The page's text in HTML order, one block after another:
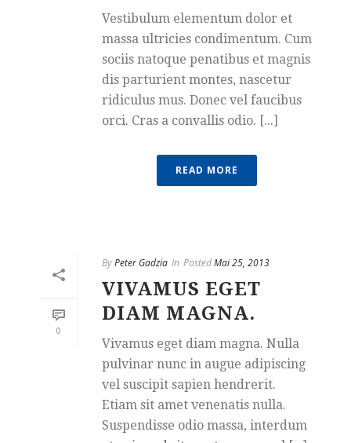
Vestibulum elementum dolor et
massa ultricies condimentum. Cum
sociis natoque penatibus et magnis
dis parturient montes, nascetur
ridiculus mus. Donec vel faucibus
orci. Cras a convallis odio. [...]
READ MORE
0
ByPeter Gadzia In PostedMai 25, 2013
VIVAMUS EGET
DIAM MAGNA.
Vivamus eget diam magna. Nulla
pulvinar nunc in augue adipiscing
vel suscipit sapien hendrerit.
Etiam sit amet venenatis nulla.
Suspendisse odio massa, interdum